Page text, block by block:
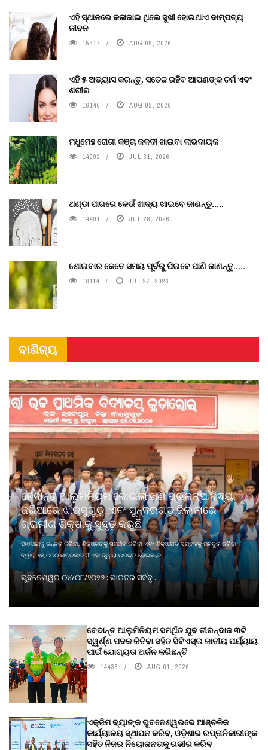
ଏହି ସ୍ଥାନରେ କଳାଜାଇ ଥିଲେ ସୁଖୀ ହୋଇଥାଏ ଦାମ୍ପତ୍ୟ
ଜୀବନ
15317 AUG 05, 2026
ଏହି ୫ ଅଭ୍ୟାସ କରନ୍ତୁ, ସତେଜ ରହିବ ଆପଣଙ୍କ ଚର୍ମ ଏବଂ
ଶରୀର
16146 AUG 02, 2026
ମଧୁମେହ ରୋଗୀ କଞ୍ଚା କଳଦୀ ଖାଇବା ଲାଭଦାୟକ
14992 JUL 31, 2026
ଥଣ୍ଡା ପାଗରେ କେଉଁ ଖାଦ୍ୟ ଖାଇବେ ଜାଣନ୍ତୁ.....
14491 JUL 28, 2026
ଶୋଇବାର କେତେ ସମୟ ପୂର୍ବରୁ ପିଇବେ ପାଣି ଜାଣନ୍ତୁ.....
16114 JUL 27, 2026
ବାଣିଜ୍ୟ
ବେଦାନ୍ତ ଆଲୁମିନିୟମ କୋଇଲା ଖଣି ପ୍ରକଳ୍ପ ବିଦ୍ୟା
ଜରିଆରେ ଝାରସୁଗୁଡ଼ା ଏବଂ ସୁନ୍ଦରଗଡ଼ ଜିଲ୍ଲାରେ
ଗ୍ରାମୀଣ ଶିକ୍ଷାକୁ ସୁଦୃଢ଼ କରୁଛି
ପାଠପଢାକୁ ଉନ୍ନତ କରିବା, ଶିକ୍ଷକଙ୍କୁ ସମର୍ଥନ କରିବା ଏବଂ ଶିକ୍ଷାଗତ ସମ୍ବଳକୁ ମଜବୁତ କରିବା
ଦ୍ୱାରା ୨୫,୦୦୦ ଛାତ୍ରଛାତ୍ରୀ ଏହା ଦ୍ୱାରା ଉପକୃତ ହୋଇଛନ୍ତି
ଭୁବନେଶ୍ୱର ୦୪/୦୮/୨୦୨୬ : ଭାରତର ସର୍ବବୃ ...
ବେଦାନ୍ତ ଆଲୁମିନିୟମ ସମର୍ଥିତ ଯୁବ ତୀରନ୍ଦାଜ ୩ଟି
ସ୍ୱର୍ଣ୍ଣ ପଦକ ଜିତିବା ସହିତ ସିବିଏସ୍ଇ ଜାତୀୟ ପର୍ଯ୍ୟାୟ
ପାଇଁ ଯୋଗ୍ୟତା ଅର୍ଜନ କରିଛନ୍ତି
14436 AUG 01, 2026
ଏକ୍ଜିମ ବ୍ୟାଙ୍କ ଭୁବନେଶ୍ୱରରେ ଆଞ୍ଚଳିକ
କାର୍ଯ୍ୟାଳୟ ସ୍ଥାପନ କରିବ, ଓଡ଼ିଶାର ରପ୍ତାନିକାରୀଙ୍କ
ସହିତ ନିଜର ନିୟୋଜନତାକୁ ଗଭୀର କରିବ